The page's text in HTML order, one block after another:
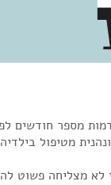
מטיפול
לא מצליחה פשוט